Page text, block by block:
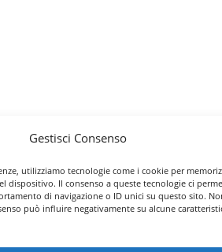
Gestisci Consenso
utilizziamo tecnologie come i cookie per
dispositivo. Il consenso a queste tecnologie ci
di navigazione o ID unici su questo sito.
può influire negativamente su alcune